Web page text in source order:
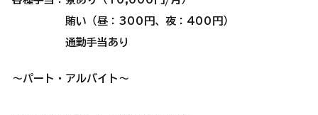
​ 賄い（昼：300円、夜：400円）
​ 通勤手当あり
～パート・アルバイト～